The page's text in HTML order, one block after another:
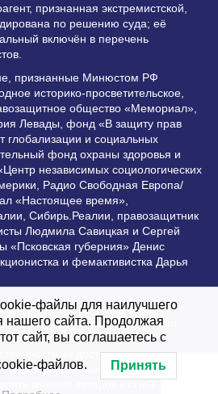
признанная экстремистской,
по решению суда; её
включён в перечень
признанные Минюстом РФ
историко-просветительское,
общество «Мемориал»,
Левады, фонд «В защиту прав
глобализации и социальных
фонд охраны здоровья и
независимых социологических
Радио Свободная Европа/
«Настоящее время»,
Сибирь.Реалии, правозащитник
Людмила Савицкая и Сергей
«Псковская губерния» Денис
и фемактивистка Дарья
законом. Любое
сайта допустимо при условии
на Vesti.UZ.
за достоверность
в рекламных объявлениях.
файлы для наилучшего
нашего сайта. Продолжая
сайт, вы соглашаетесь с
файлов. Принять